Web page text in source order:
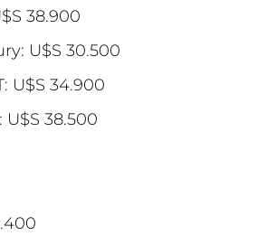
38.900
U$S 30.500
U$S 34.900
U$S 38.500